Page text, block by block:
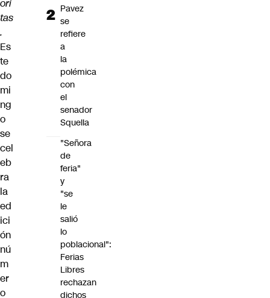
ori
tas
.
Es
te
do
mi
ng
o
se
cel
eb
ra
la
ed
ici
ón
nú
m
er
o
Pavez
se
refiere
a
la
polémica
con
el
senador
Squella
"Señora
de
feria"
y
"se
le
salió
lo
poblacional":
Ferias
Libres
rechazan
dichos